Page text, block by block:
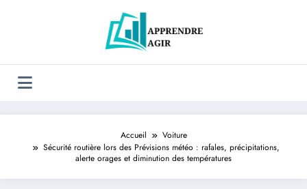
Accueil
Voiture
Sécurité routière lors des Prévisions météo : rafales, précipitations,
alerte orages et diminution des températures